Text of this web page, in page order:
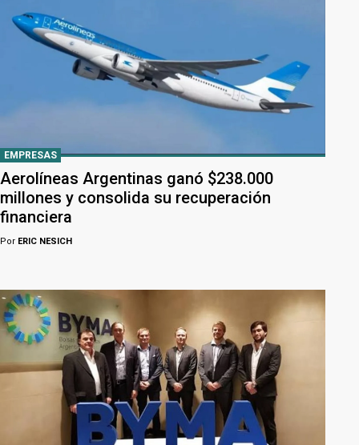
EMPRESAS
Aerolíneas Argentinas ganó $238.000
millones y consolida su recuperación
financiera
Por ERIC NESICH